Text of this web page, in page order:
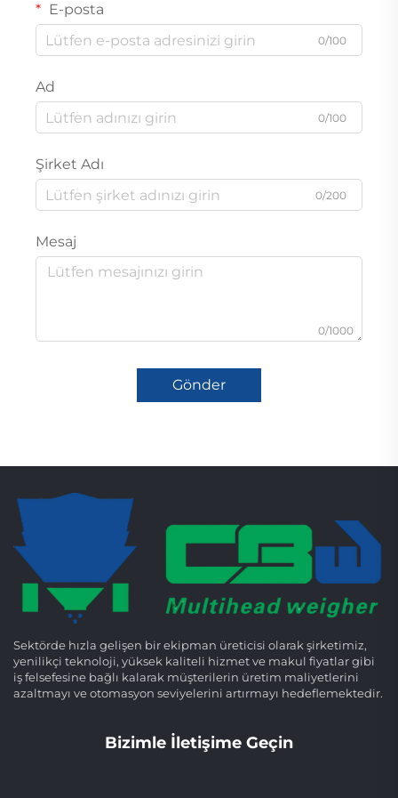
E-posta
0/100
Ad
0/100
Şirket Adı
0/200
Mesaj
0/1000
Gönder
Sektörde hızla gelişen bir ekipman üreticisi olarak şirketimiz,
yenilikçi teknoloji, yüksek kaliteli hizmet ve makul fiyatlar gibi
iş felsefesine bağlı kalarak müşterilerin üretim maliyetlerini
azaltmayı ve otomasyon seviyelerini artırmayı hedeflemektedir.
Bizimle İletişime Geçin